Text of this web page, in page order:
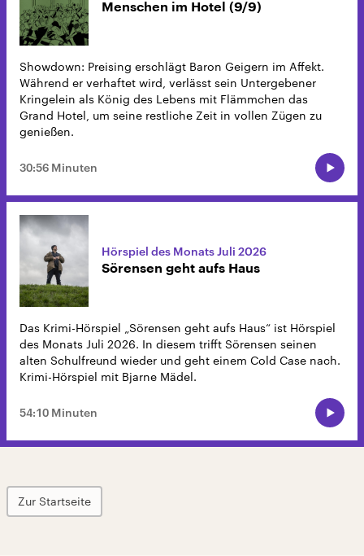
Menschen im Hotel (9/9)
Showdown: Preising erschlägt Baron Geigern im Affekt.
Während er verhaftet wird, verlässt sein Untergebener
Kringelein als König des Lebens mit Flämmchen das
Grand Hotel, um seine restliche Zeit in vollen Zügen zu
genießen.
30:56 Minuten
Hörspiel des Monats Juli 2026
Sörensen geht aufs Haus
Das Krimi-Hörspiel „Sörensen geht aufs Haus“ ist Hörspiel
des Monats Juli 2026. In diesem trifft Sörensen seinen
alten Schulfreund wieder und geht einem Cold Case nach.
Krimi-Hörspiel mit Bjarne Mädel.
54:10 Minuten
Zur Startseite